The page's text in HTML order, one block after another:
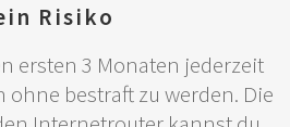
Risiko
ersten 3 Monaten jederzeit
bestraft zu werden. Die